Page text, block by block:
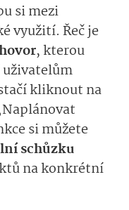
si mezi
využití. Řeč je
, kterou
uživatelům
kliknout na
si můžete
schůzku
na konkrétní